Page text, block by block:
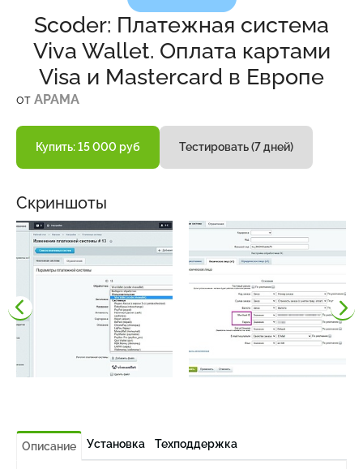
Scoder: Платежная система
Viva Wallet. Оплата картами
Visa и Mastercard в Европе
от АРАМА
Купить: 15 000 руб Тестировать (7 дней)
Скриншоты
Описание Установка Техподдержка